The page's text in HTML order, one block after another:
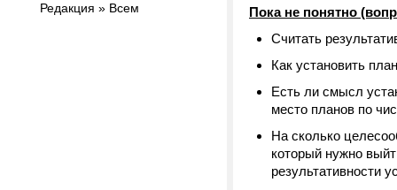
Редакция » Всем
Пока не понятно
Считать
Как установить
Есть ли смысл
место планов по
На сколько
который нужно
результативности